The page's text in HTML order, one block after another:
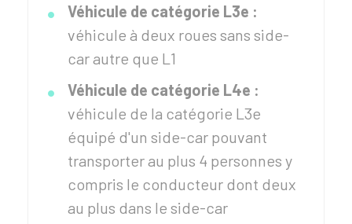
Véhicule de catégorie L3e :
véhicule à deux roues sans side-
car autre que L1
Véhicule de catégorie L4e :
véhicule de la catégorie L3e
équipé d'un side-car pouvant
transporter au plus 4 personnes y
compris le conducteur dont deux
au plus dans le side-car